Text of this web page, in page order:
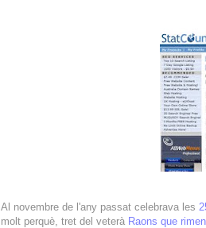
Al novembre de l'any passat celebrava les
molt perquè, tret del veterà Raons que rimen